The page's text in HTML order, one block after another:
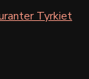
Tyrkiet